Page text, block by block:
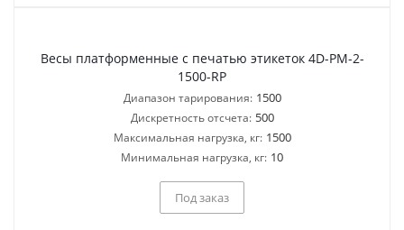
Весы платформенные с печатью этикеток 4D-PM-2-
1500-RP
Диапазон тарирования: 1500
Дискретность отсчета: 500
Максимальная нагрузка, кг: 1500
Минимальная нагрузка, кг: 10
Под заказ